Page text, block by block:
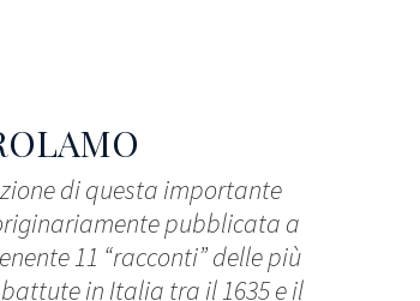
di questa importante
pubblicata a
11 “racconti” delle più
in Italia tra il 1635 e il